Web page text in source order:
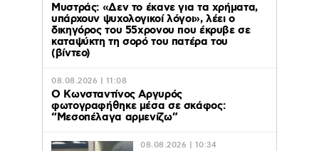
Μυστράς: «Δεν το έκανε για τα χρήματα,
υπάρχουν ψυχολογικοί λόγοι», λέει ο
δικηγόρος του 55χρονου που έκρυβε σε
καταψύκτη τη σορό του πατέρα του
(βίντεο)
08.08.2026 | 11:08
Ο Κωνσταντίνος Αργυρός
φωτογραφήθηκε μέσα σε σκάφος:
“Μεσοπέλαγα αρμενίζω”
08.08.2026 | 10:34